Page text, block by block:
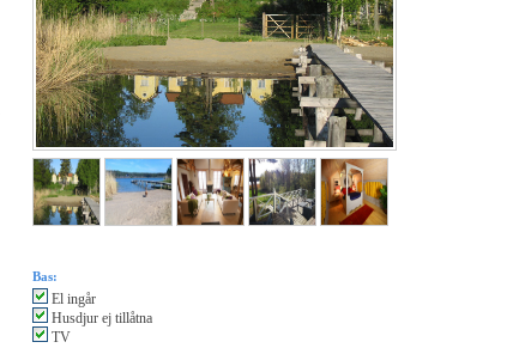
Bas:
El ingår
Husdjur ej tillåtna
TV